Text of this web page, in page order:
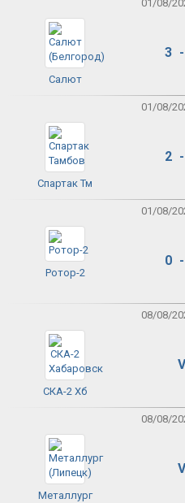
01/08/
Салют
3
01/08/
Спартак Тм
2
01/08/
Ротор-2
0
08/08/
СКА-2 Хб
V
08/08/
Металлург
V